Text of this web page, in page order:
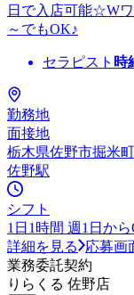
日で入店可能☆W
～でもOK♪
セラピスト 時
勤務地
面接地
栃木県佐野市掘米
佐野駅
シフト
1日1時間 週1日か
詳細を見る
応募画
業務委託契約
りらくる 佐野店